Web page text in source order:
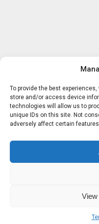
To provide the best
store and/or access device
technologies will allow us to
unique IDs on this site. Not
adversely affect certain
View
Sobre nosotros